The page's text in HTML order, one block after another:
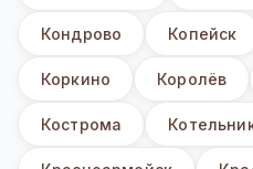
Кондрово Копейск
Коркино Королёв
Кострома